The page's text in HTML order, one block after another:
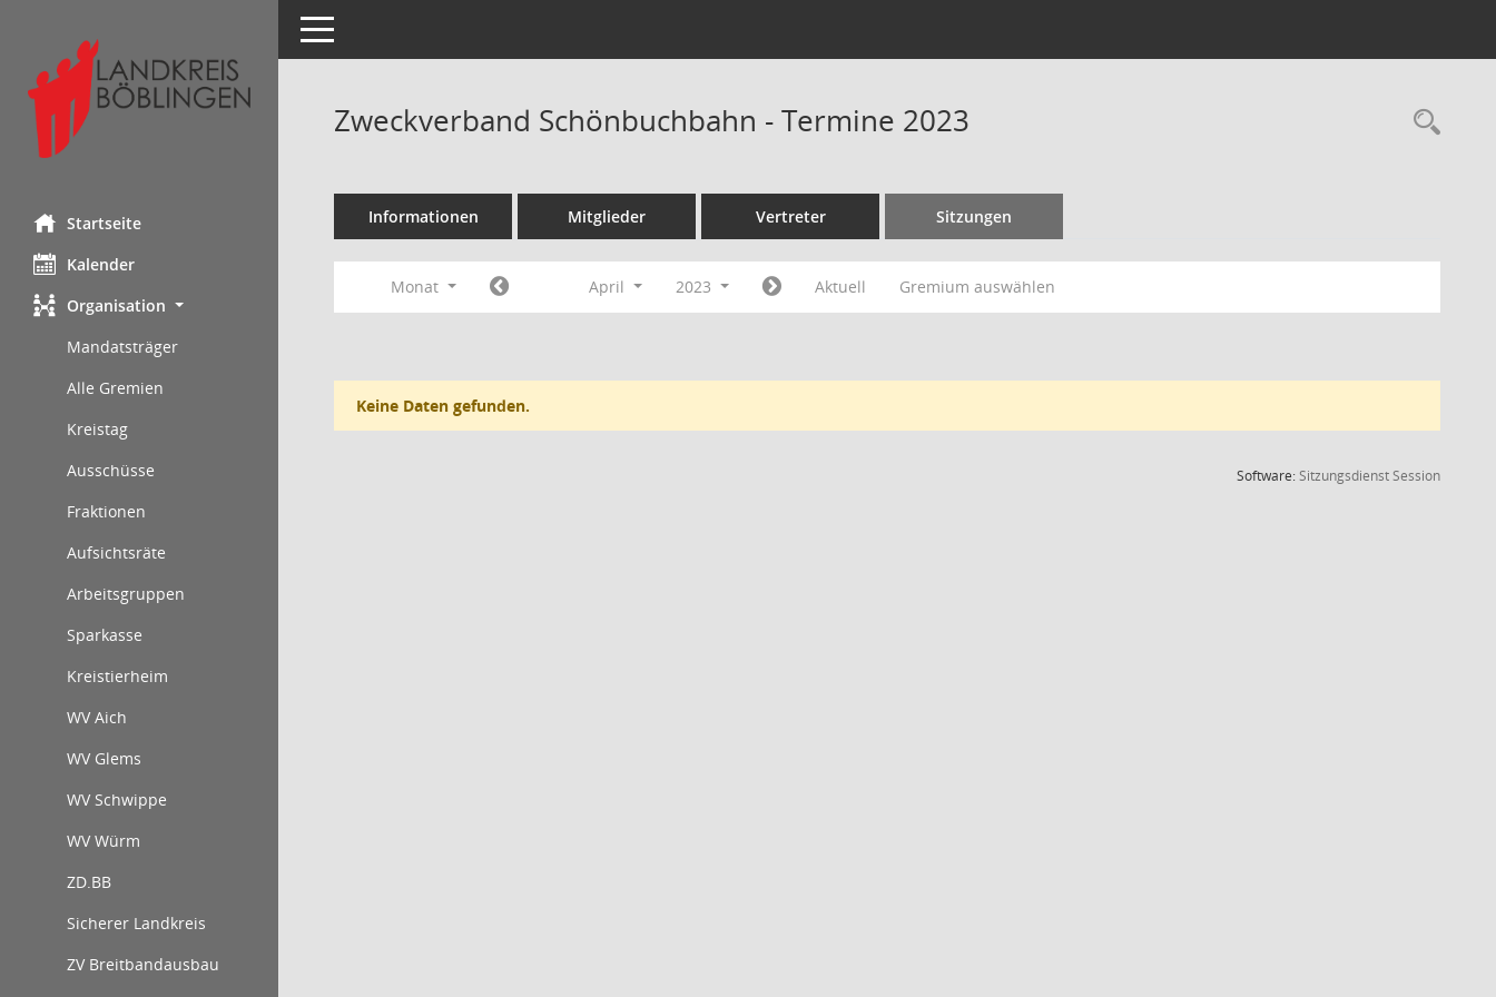
Startseite
Kalender
Organisation
Mandatsträger
Alle Gremien
Kreistag
Ausschüsse
Fraktionen
Aufsichtsräte
Arbeitsgruppen
Sparkasse
Kreistierheim
WV Aich
WV Glems
WV Schwippe
WV Würm
ZD.BB
Sicherer Landkreis
ZV Breitbandausbau
Toggle navigation
Zweckverband Schönbuchbahn - Termine 2023
Informationen Mitglieder Vertreter Sitzungen
Monat April 2023 Aktuell Gremium auswählen
Keine Daten gefunden.
Software:SitzungsdienstSession(Wird in